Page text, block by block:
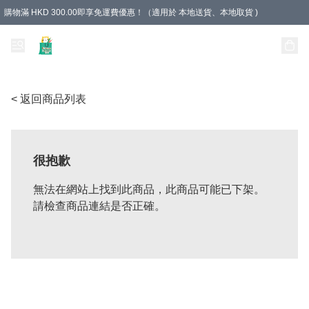
購物滿 HKD 300.00即享免運費優惠！（適用於 本地送貨、本地取貨 )
< 返回商品列表
很抱歉
無法在網站上找到此商品，此商品可能已下架。
請檢查商品連結是否正確。